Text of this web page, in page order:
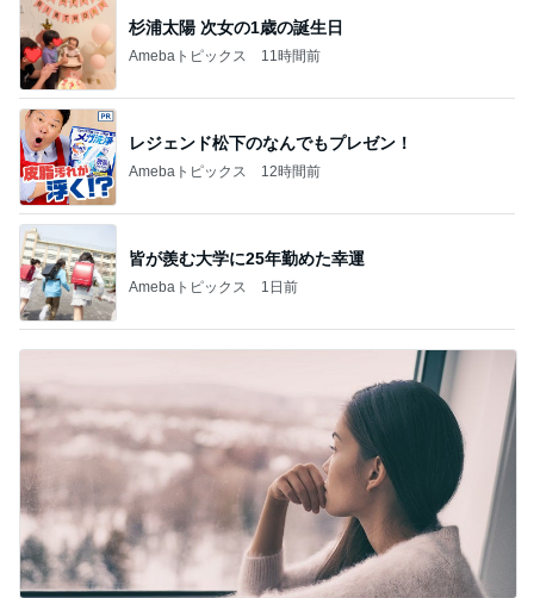
杉浦太陽 次女の1歳の誕生日
Amebaトピックス 11時間前
レジェンド松下のなんでもプレゼン！
Amebaトピックス 12時間前
皆が羨む大学に25年勤めた幸運
Amebaトピックス 1日前